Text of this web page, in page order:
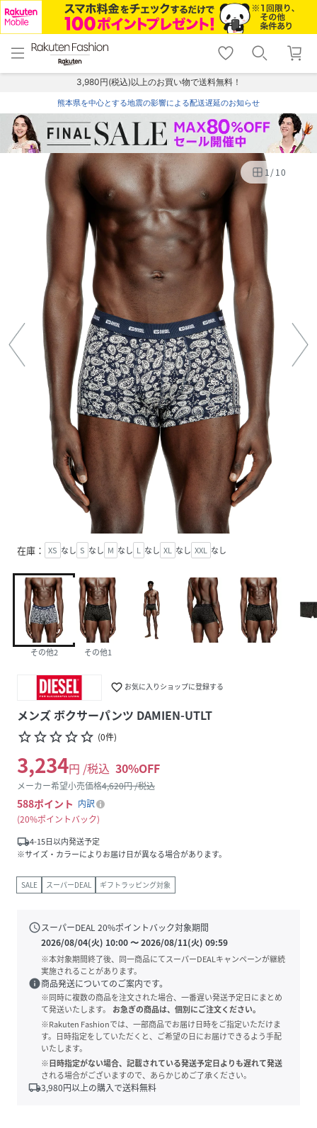
menu home
トップ
shopping_cart lock_outline
ログイン
3,980円(税込)以上のお買い物で送料無料！
熊本県を中心とする地震の影響による配送遅延のお知らせ
1/10
在庫： XS なし S なし M なし L なし XL なし XXL なし
その他2 その他1
favorite_border お気に入りショップに登録する
メンズ ボクサーパンツ DAMIEN-UTLT
star_borderstar_borderstar_borderstar_borderstar_border (0件)
3,234円 /税込 30%OFF
メーカー希望小売価格4,620円 /税込
588ポイント 内訳
20%ポイントバック
local_shipping4-15日以内発送予定
※サイズ・カラーによりお届け日が異なる場合があります。
SALE スーパーDEAL ギフトラッピング対象
scheduleスーパーDEAL20%ポイントバック対象期間
2026/08/04(火) 10:00〜2026/08/11(火) 09:59
※本対象期間終了後、同一商品にてスーパーDEALキャンペーンが継続
実施されることがあります。
info商品発送についてのご案内です。
※同時に複数の商品を注文された場合、一番遅い発送予定日にまとめ
て発送いたします。
お急ぎの商品は、個別にご注文ください。
※Rakuten Fashionでは、一部商品でお届け日時をご指定いただけま
す。日時指定をしていただくと、ご希望の日にお届けできるよう手配
いたします。
※日時指定がない場合、記載されている発送予定日よりも遅れて発送
される場合がございますので、あらかじめご了承ください。
local_shipping3,980円以上の購入で送料無料